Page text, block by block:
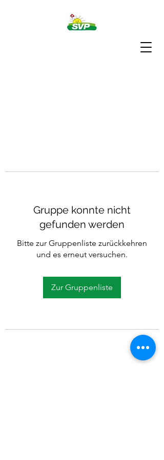
Gruppe konnte nicht
gefunden werden
Bitte zur Gruppenliste zurückkehren
und es erneut versuchen.
Zur Gruppenliste